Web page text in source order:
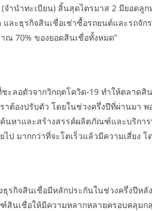
จำนำทะเบียน) สิ้นสุดไตรมาส 2 มียอด
และธุรกิจสินเชื่อเช่าซื้อรถยนต์และรถจั
ณ 70% ของยอดสินเชื่อทั้งหมด”
ชะลอตัวจากวิกฤตโควิด-19 ทำให้ตลาด
าต้องปรับตัว โดยในช่วงครึ่งปีที่ผ่านมา
นหาและสร้างสรรค์ผลิตภัณฑ์และบริกา
ไป มากกว่าที่จะโตเร็วแล้วมีความเสี่ยง
รกิจสินเชื่อมีหลักประกันในช่วงครึ่งปีห
นเชื่อให้มีความหลากหลายครอบคลุมกลุ่